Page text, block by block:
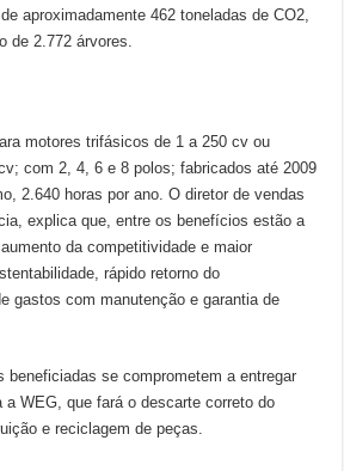
aproximadamente 462 toneladas de CO2,
de 2.772 árvores.
motores trifásicos de 1 a 250 cv ou
com 2, 4, 6 e 8 polos; fabricados até 2009
2.640 horas por ano. O diretor de vendas
explica que, entre os benefícios estão a
da competitividade e maior
rápido retorno do
gastos com manutenção e garantia de
beneficiadas se comprometem a entregar
a WEG, que fará o descarte correto do
e reciclagem de peças.